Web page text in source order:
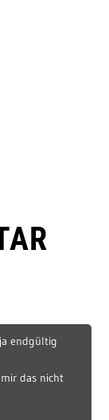
endgültig
das nicht